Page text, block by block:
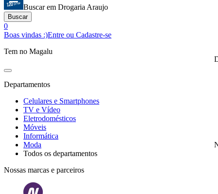
Buscar em Drogaria Araujo
Buscar
0
Boas vindas :)Entre ou Cadastre-se
Tem no Magalu
Departamentos
Celulares e Smartphones
TV e Vídeo
Eletrodomésticos
Móveis
Informática
Moda
Todos os departamentos
Nossas marcas e parceiros